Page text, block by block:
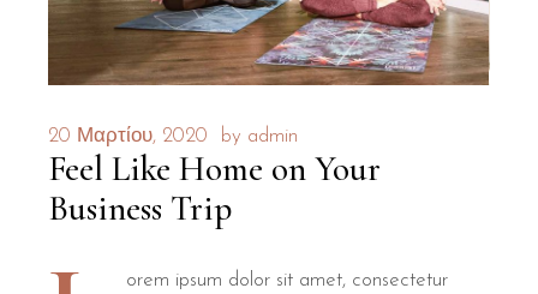
20 Μαρτίου, 2020 by admin
Feel Like Home on Your
Business Trip
orem ipsum dolor sit amet, consectetur